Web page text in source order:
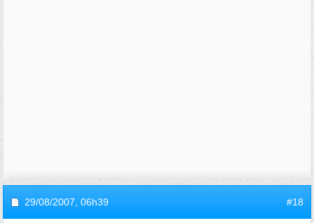
29/08/2007, 06h39 #18